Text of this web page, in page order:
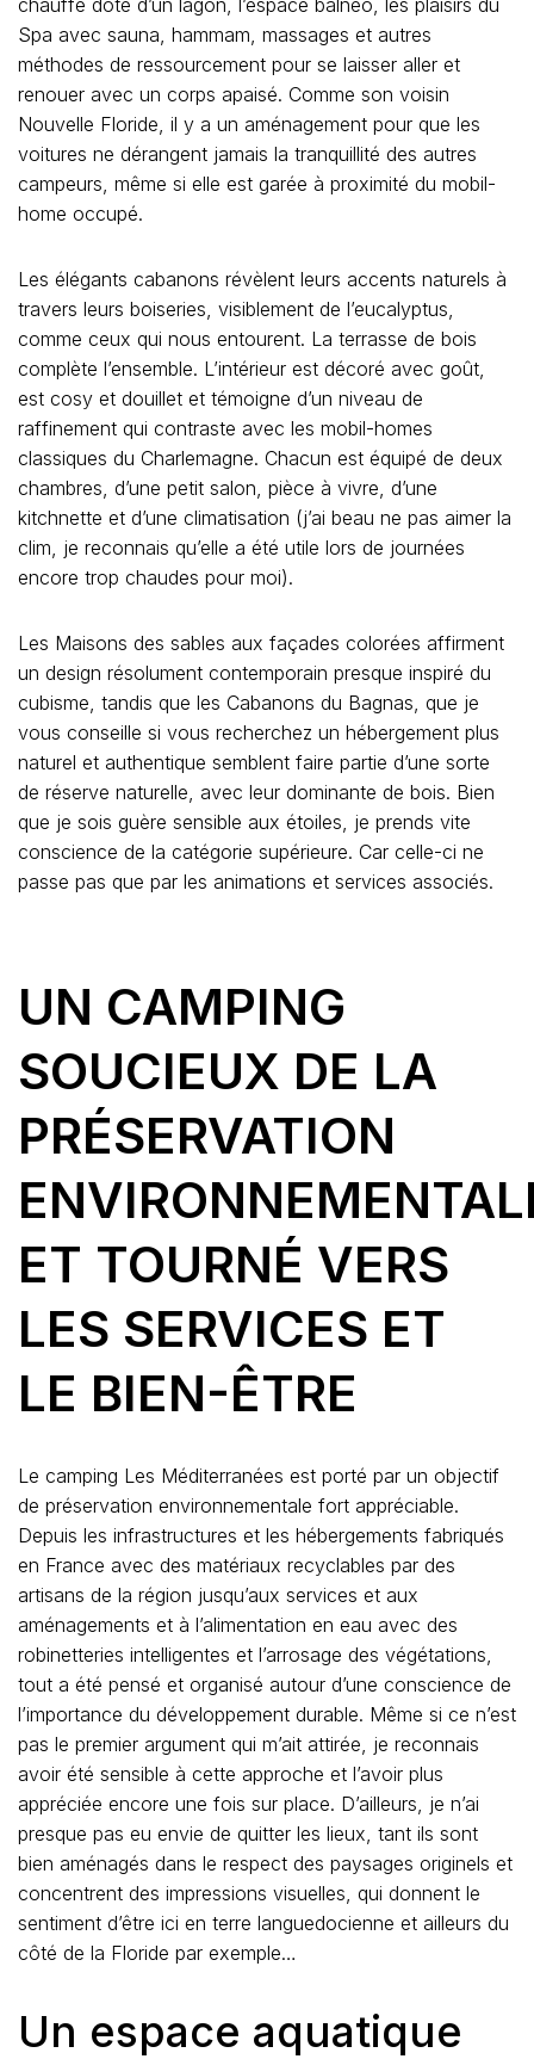
chauffé doté d’un lagon, l’espace balnéo, les plaisirs du
Spa avec sauna, hammam, massages et autres
méthodes de ressourcement pour se laisser aller et
renouer avec un corps apaisé. Comme son voisin
Nouvelle Floride, il y a un aménagement pour que les
voitures ne dérangent jamais la tranquillité des autres
campeurs, même si elle est garée à proximité du mobil-
home occupé.
Les élégants cabanons révèlent leurs accents naturels à
travers leurs boiseries, visiblement de l’eucalyptus,
comme ceux qui nous entourent. La terrasse de bois
complète l’ensemble. L’intérieur est décoré avec goût,
est cosy et douillet et témoigne d’un niveau de
raffinement qui contraste avec les mobil-homes
classiques du Charlemagne. Chacun est équipé de deux
chambres, d’une petit salon, pièce à vivre, d’une
kitchnette et d’une climatisation (j’ai beau ne pas aimer la
clim, je reconnais qu’elle a été utile lors de journées
encore trop chaudes pour moi).
Les Maisons des sables aux façades colorées affirment
un design résolument contemporain presque inspiré du
cubisme, tandis que les Cabanons du Bagnas, que je
vous conseille si vous recherchez un hébergement plus
naturel et authentique semblent faire partie d’une sorte
de réserve naturelle, avec leur dominante de bois. Bien
que je sois guère sensible aux étoiles, je prends vite
conscience de la catégorie supérieure. Car celle-ci ne
passe pas que par les animations et services associés.
UN CAMPING
SOUCIEUX DE LA
PRÉSERVATION
ET TOURNÉ VERS
LES SERVICES ET
LE BIEN-ÊTRE
Le camping Les Méditerranées est porté par un objectif
de préservation environnementale fort appréciable.
Depuis les infrastructures et les hébergements fabriqués
en France avec des matériaux recyclables par des
artisans de la région jusqu’aux services et aux
aménagements et à l’alimentation en eau avec des
robinetteries intelligentes et l’arrosage des végétations,
tout a été pensé et organisé autour d’une conscience de
l’importance du développement durable. Même si ce n’est
pas le premier argument qui m’ait attirée, je reconnais
avoir été sensible à cette approche et l’avoir plus
appréciée encore une fois sur place. D’ailleurs, je n’ai
presque pas eu envie de quitter les lieux, tant ils sont
bien aménagés dans le respect des paysages originels et
concentrent des impressions visuelles, qui donnent le
sentiment d’être ici en terre languedocienne et ailleurs du
côté de la Floride par exemple…
Un espace aquatique